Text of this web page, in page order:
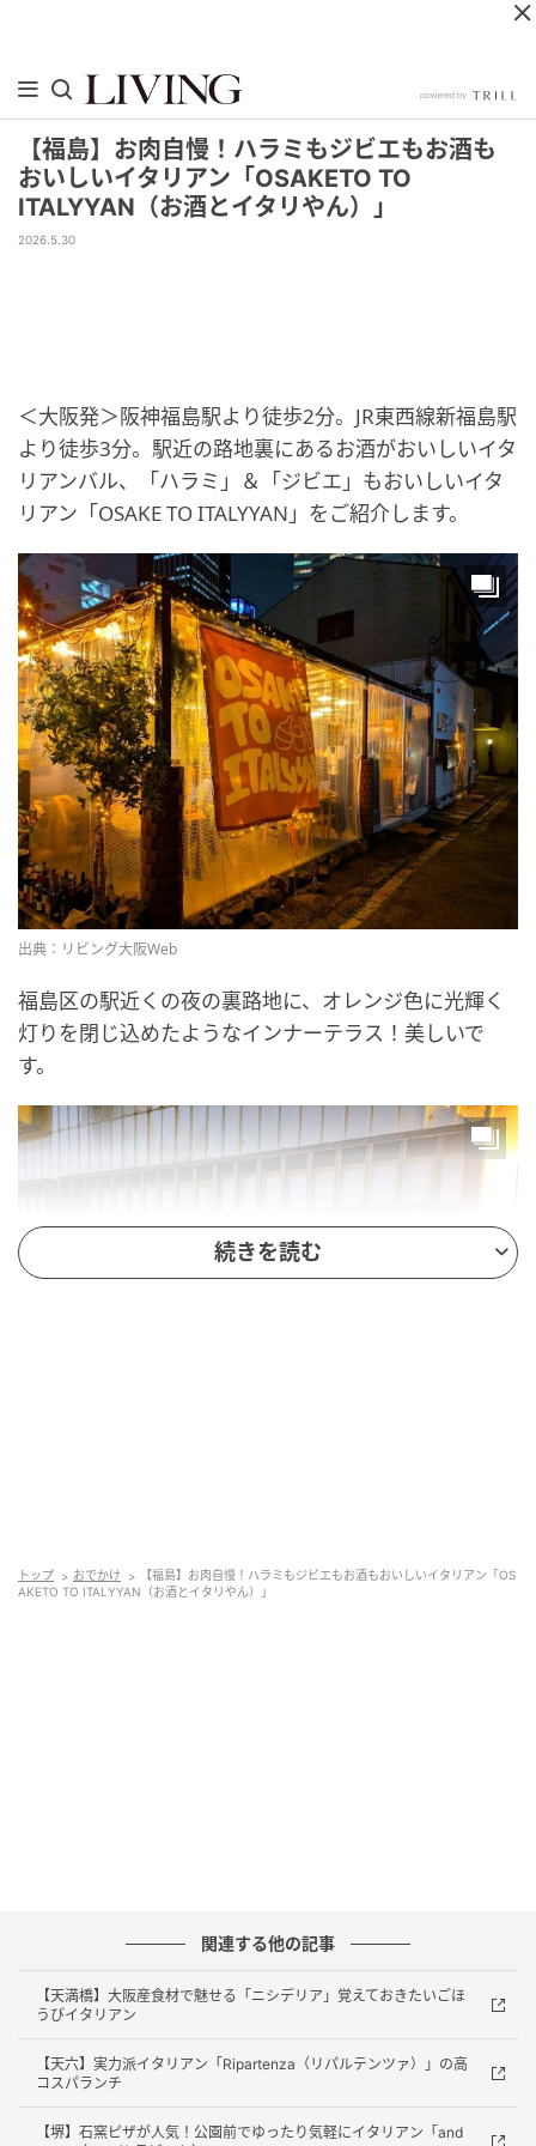
【福島】お肉自慢！ハラミもジビエもお酒も
おいしいイタリアン「OSAKETO TO
ITALYYAN（お酒とイタリやん）」
2026.5.30
＜大阪発＞阪神福島駅より徒歩2分。JR東西線新福島駅
より徒歩3分。駅近の路地裏にあるお酒がおいしいイタ
リアンバル、「ハラミ」＆「ジビエ」もおいしいイタ
リアン「OSAKE TO ITALYYAN」をご紹介します。
出典：リビング大阪Web
福島区の駅近くの夜の裏路地に、オレンジ色に光輝く
灯りを閉じ込めたようなインナーテラス！美しいで
す。
お肉料理にシェフ手作りのデザートです。気になる気
出典：リビング大阪Web
グラス スパークリング 800円 イタリアのスパークリン
グワインとお通しのトリッパのトマト煮込みです。
続きを読む
トップ おでかけ
【福島】お肉自慢！ハラミもジビエもお酒もおいしいイタリアン「OS
AKETO TO ITALYYAN（お酒とイタリやん）」
関連する他の記事
【天満橋】大阪産食材で魅せる「ニシデリア」覚えておきたいごほ
うびイタリアン
【天六】実力派イタリアン「Ripartenza（リパルテンツァ）」の高
コスパランチ
【堺】石窯ピザが人気！公園前でゆったり気軽にイタリアン「and